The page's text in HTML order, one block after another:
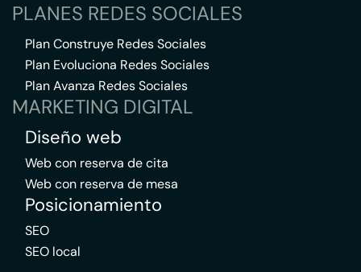
PLANES REDES SOCIALES
Plan Construye Redes Sociales
Plan Evoluciona Redes Sociales
Plan Avanza Redes Sociales
MARKETING DIGITAL
Diseño web
Web con reserva de cita
Web con reserva de mesa
Posicionamiento
SEO
SEO local